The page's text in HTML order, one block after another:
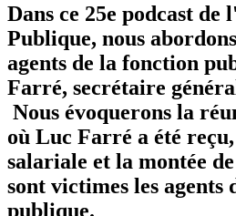
Dans ce 25e podcast de
Publique, nous
agents de la fonction
Farré, secrétaire
Nous évoquerons la
où Luc Farré a été
salariale et la montée
sont victimes les agents
publique.